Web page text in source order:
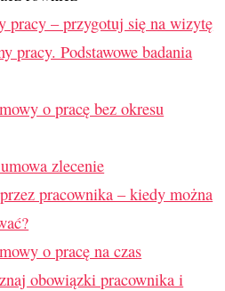
pracy – przygotuj się na wizytę
pracy. Podstawowe badania
o pracę bez okresu
zlecenie
pracownika – kiedy można
o pracę na czas
obowiązki pracownika i